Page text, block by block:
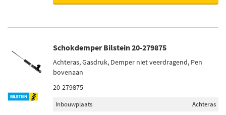
Schokdemper Bilstein 20-279875
Achteras, Gasdruk, Demper niet veerdragend, Pen
bovenaan
20-279875
Inbouwplaats
Achteras